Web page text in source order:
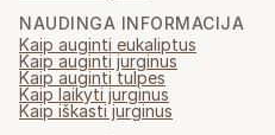
NAUDINGA INFORMACIJA
Kaip auginti eukaliptus
Kaip auginti jurginus
Kaip auginti tulpes
Kaip laikyti jurginus
Kaip iškasti jurginus